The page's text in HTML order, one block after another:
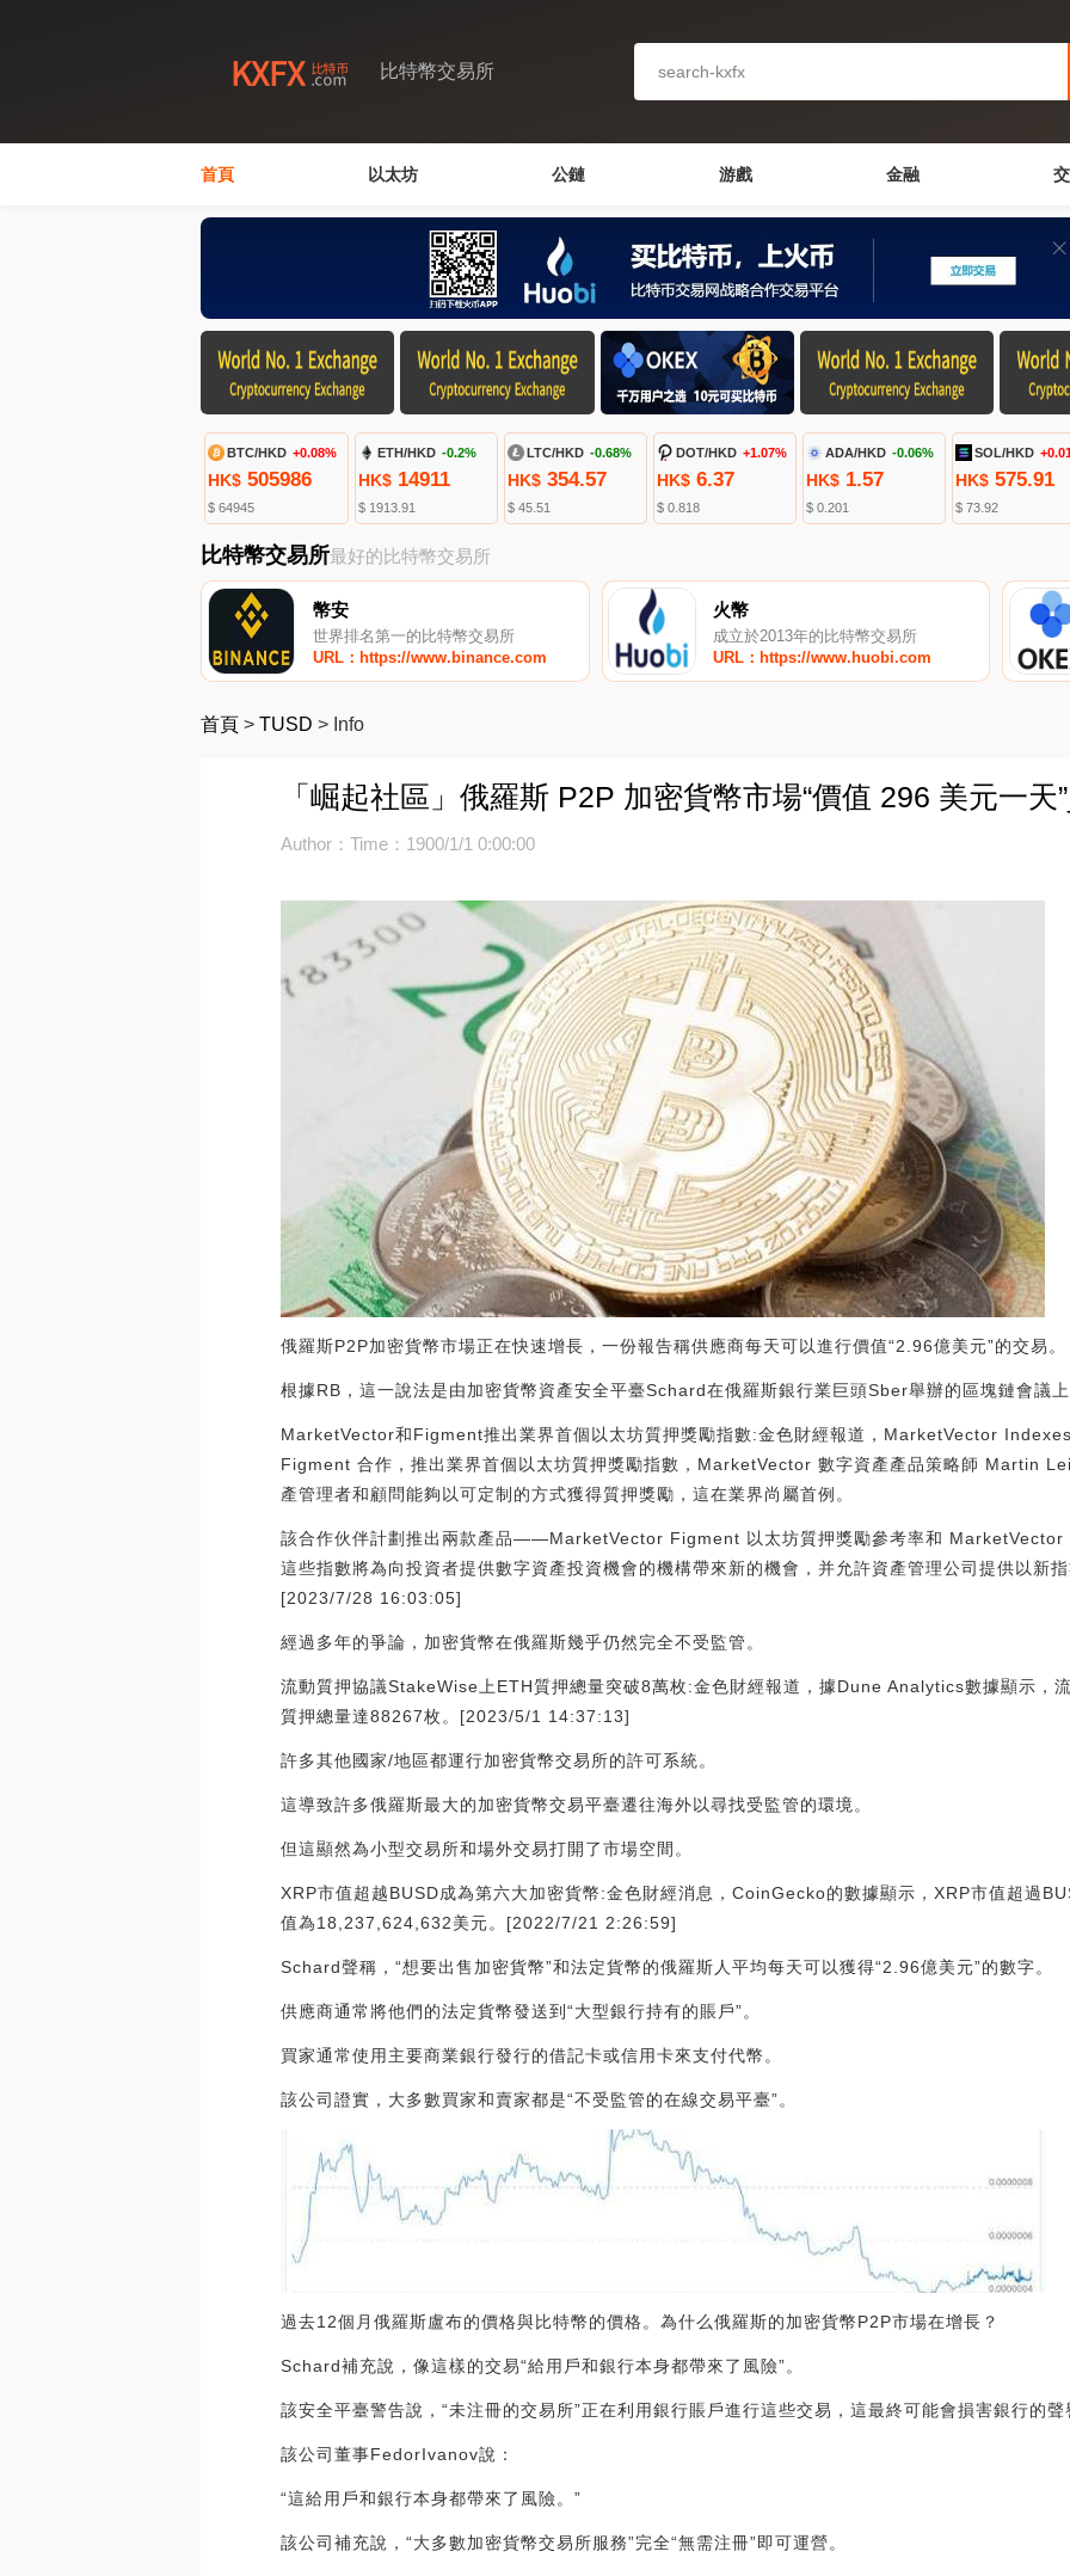
比特幣交易所
首頁 以太坊 公鏈 游戲 金融
BTC/HKD +0.08%
HK$ 505986
$ 64945
ETH/HKD -0.2%
HK$14911
$ 1913.91
LTC/HKD -0.68%
HK$354.57
$ 45.51
DOT/HKD +1.07%
HK$6.37
$ 0.818
ADA/HKD -0.06%
HK$1.57
$ 0.201
SOL/HKD
HK$ 575.91
$ 73.92
比特幣交易所最好的比特幣交易所
幣安
世界排名第一的比特幣交易所
URL：https://www.binance.com
火幣
成立於2013年的比特幣交易所
URL：https://www.huobi.com
首頁 > TUSD > Info
「崛起社區」俄羅斯 P2P 加密貨幣市場“價值 296 美元一天
Author：Time：1900/1/1 0:00:00
俄羅斯P2P加密貨幣市場正在快速增長，一份報告稱供應商每天可以進行價值“2.96億美元”的交易。
根據RB，這一說法是由加密貨幣資產安全平臺Schard在俄羅斯銀行業巨頭Sber舉辦的區塊鏈會議
MarketVector和Figment推出業界首個以太坊質押獎勵指數:金色財經報道，MarketVector
Figment 合作，推出業界首個以太坊質押獎勵指數，MarketVector 數字資產產品策略師 Martin
產管理者和顧問能夠以可定制的方式獲得質押獎勵，這在業界尚屬首例。
該合作伙伴計劃推出兩款產品——MarketVector Figment 以太坊質押獎勵參考率和 MarketVector
這些指數將為向投資者提供數字資產投資機會的機構帶來新的機會，并允許資產管理公司提供以新
[2023/7/28 16:03:05]
經過多年的爭論，加密貨幣在俄羅斯幾乎仍然完全不受監管。
流動質押協議StakeWise上ETH質押總量突破8萬枚:金色財經報道，據Dune Analytics數據顯示，
質押總量達88267枚。[2023/5/1 14:37:13]
許多其他國家/地區都運行加密貨幣交易所的許可系統。
這導致許多俄羅斯最大的加密貨幣交易平臺遷往海外以尋找受監管的環境。
但這顯然為小型交易所和場外交易打開了市場空間。
XRP市值超越BUSD成為第六大加密貨幣:金色財經消息，CoinGecko的數據顯示，XRP市值超過
值為18,237,624,632美元。[2022/7/21 2:26:59]
Schard聲稱，“想要出售加密貨幣”和法定貨幣的俄羅斯人平均每天可以獲得“2.96億美元”的數字。
供應商通常將他們的法定貨幣發送到“大型銀行持有的賬戶”。
買家通常使用主要商業銀行發行的借記卡或信用卡來支付代幣。
該公司證實，大多數買家和賣家都是“不受監管的在線交易平臺”。
過去12個月俄羅斯盧布的價格與比特幣的價格。為什么俄羅斯的加密貨幣P2P市場在增長？
Schard補充說，像這樣的交易“給用戶和銀行本身都帶來了風險”。
該安全平臺警告說，“未注冊的交易所”正在利用銀行賬戶進行這些交易，這最終可能會損害銀行的聲
該公司董事FedorIvanov說：
“這給用戶和銀行本身都帶來了風險。”
該公司補充說，“大多數加密貨幣交易所服務”完全“無需注冊”即可運營。